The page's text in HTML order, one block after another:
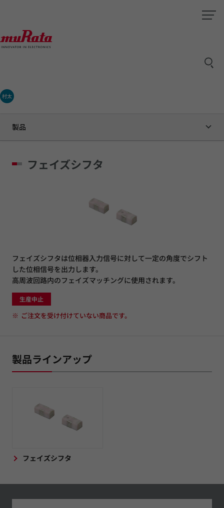
村太
製品
フェイズシフタ
フェイズシフタは位相器入力信号に対して一定の角度でシフト
した位相信号を出力します。
高周波回路内のフェイズマッチングに使用されます。
生産中止
※ ご注文を受け付けていない商品です。
製品ラインアップ
フェイズシフタ